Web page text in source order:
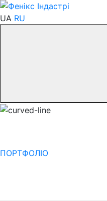
UA RU
ПОРТФОЛІО